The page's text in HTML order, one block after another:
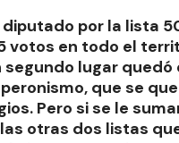
por la lista
votos en todo el
segundo lugar quedó
que se
Pero si se le
otras dos listas